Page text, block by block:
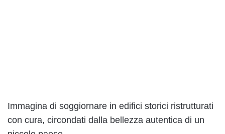
Immagina di soggiornare in edifici storici ristrutturati
con cura, circondati dalla bellezza autentica di un